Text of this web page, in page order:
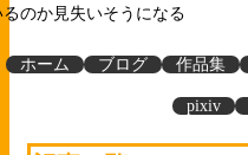
るのか見失いそうになる
ホーム ブログ 作品集
pixiv